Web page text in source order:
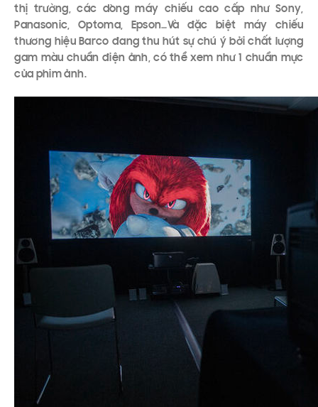
thị trường, các dòng máy chiếu cao cấp như Sony,
Panasonic, Optoma, Epson…Và đặc biệt máy chiếu
thương hiệu Barco đang thu hút sự chú ý bởi chất lượng
gam màu chuẩn điện ảnh, có thể xem như 1 chuẩn mực
của phim ảnh.